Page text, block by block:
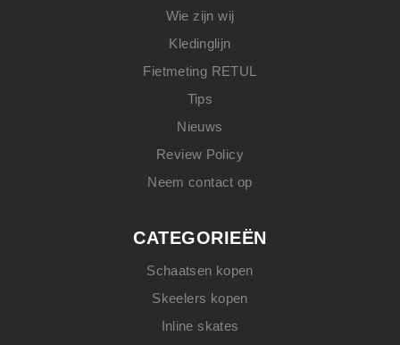
Wie zijn wij
Kledinglijn
Fietmeting RETUL
Tips
Nieuws
Review Policy
Neem contact op
CATEGORIEËN
Schaatsen kopen
Skeelers kopen
Inline skates